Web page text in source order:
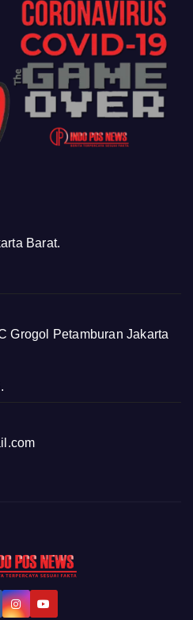
Barat.
Grogol Petamburan Jakarta